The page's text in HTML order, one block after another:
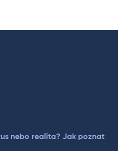
nebo realita? Jak poznat